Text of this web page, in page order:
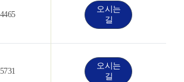
오시는
길
오시는
길